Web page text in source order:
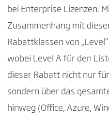
Was sollten
Situation
bei Enterprise Lizenzen.
Zusammenhang mit
Rabattklassen von
wobei Level A für den
dieser Rabatt nicht nur
sondern über das
hinweg (Office, Azure,